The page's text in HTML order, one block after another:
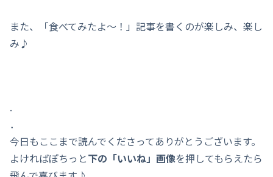
また、「食べてみたよ～！」記事を書くのが楽しみ、楽し
み♪
.
．
今日もここまで読んでくださってありがとうございます。
よければぽちっと下の「いいね」画像を押してもらえたら